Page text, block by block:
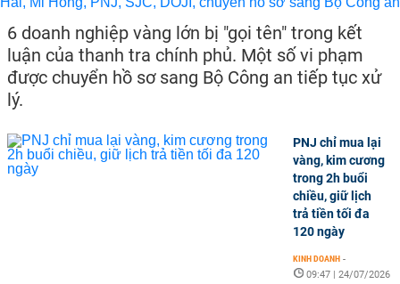
6 doanh nghiệp vàng lớn bị "gọi tên" trong kết
luận của thanh tra chính phủ. Một số vi phạm
được chuyển hồ sơ sang Bộ Công an tiếp tục xử
lý.
PNJ chỉ mua lại
vàng, kim cương
trong 2h buổi
chiều, giữ lịch
trả tiền tối đa
120 ngày
KINH DOANH -
09:47 | 24/07/2026